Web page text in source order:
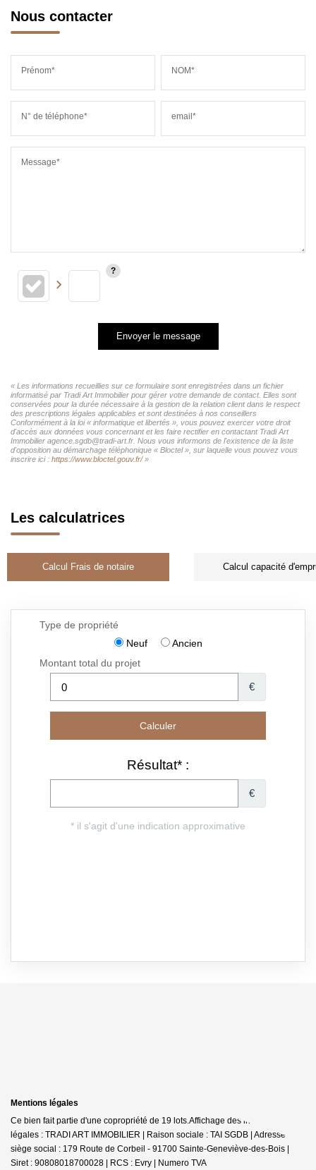
Nous contacter
Prénom* NOM*
N° de téléphone* email*
Message*
Envoyer le message
« Les informations recueillies sur ce formulaire sont enregistrées dans un fichier
informatisé par Tradi Art Immobilier pour gérer votre demande de contact. Elles sont
conservées pour la durée nécessaire à la gestion de la relation client dans le respect
des prescriptions légales applicables et sont destinées à nos conseillers
Conformément à la loi « informatique et libertés », vous pouvez exercer votre droit
d'accès aux données vous concernant et les faire rectifier en contactant Tradi Art
Immobilier agence.sgdb@tradi-art.fr. Nous vous informons de l'existence de la liste
d'opposition au démarchage téléphonique « Bloctel », sur laquelle vous pouvez vous
inscrire ici : https://www.bloctel.gouv.fr/»
Les calculatrices
Calcul Frais de notaire Calcul capacité
Mentions légales
Ce bien fait partie d'une copropriété de 19 lots.Affichage des informations
légales : TRADI ART IMMOBILIER | Raison sociale : TAI SGDB | Adresse
siège social : 179 Route de Corbeil - 91700 Sainte-Geneviève-des-Bois |
Siret : 90808018700028 | RCS : Evry | Numero TVA